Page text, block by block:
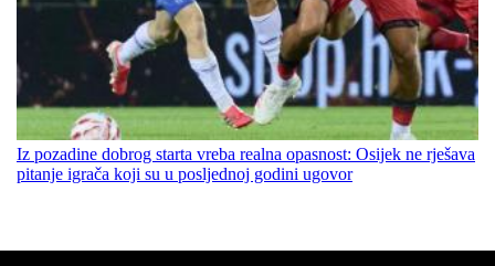
Iz pozadine dobrog starta vreba realna opasnost: Osijek ne rješava
pitanje igrača koji su u posljednoj godini ugovor